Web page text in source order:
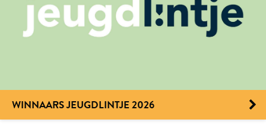
WINNAARS JEUGDLINTJE 2026